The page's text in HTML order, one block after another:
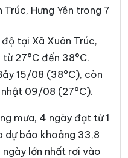
Xã Đồng Bằng
Xã Đông Thái Ninh
Xã Đông Tiền Hải
Xã Đức Hợp
Xã Hoàn Long
Xã Hồng Minh
Hưng Yên trong 7
tại Xã Xuân Trúc,
27°C đến 38°C.
15/08 (38°C), còn
09/08 (27°C).
mưa, 4 ngày đạt từ 1
dự báo khoảng 33,8
lớn nhất rơi vào